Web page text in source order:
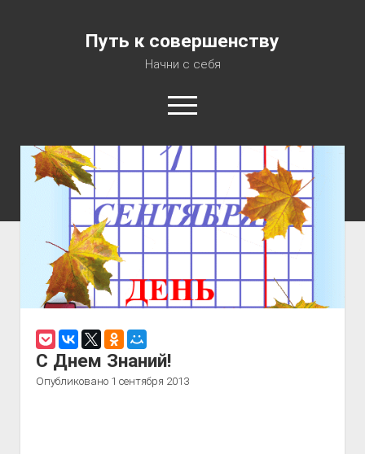
Путь к совершенству
Начни с себя
Консультация психолога
Аудиокурс «7 шагов на пути к Совершенству»
О Блоге
Об Авторе
Карта сайта
С Днем Знаний!
Опубликовано 1 сентября 2013